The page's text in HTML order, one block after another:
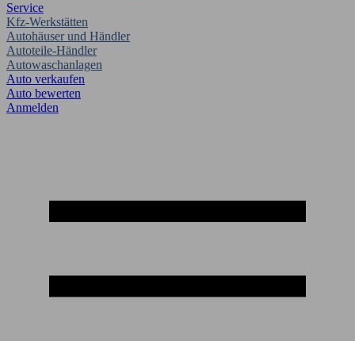
Service
Kfz-Werkstätten
Autohäuser und Händler
Autoteile-Händler
Autowaschanlagen
Auto verkaufen
Auto bewerten
Anmelden